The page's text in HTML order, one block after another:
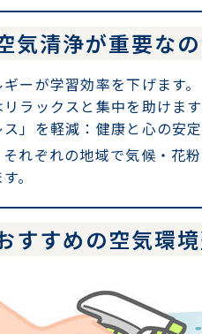
気清浄が重要なの
ーが学習効率を下げます。
ラックスと集中を助けます
」を軽減 ：健康と心の安
れぞれの地域で気候・花
。
すすめの空気環